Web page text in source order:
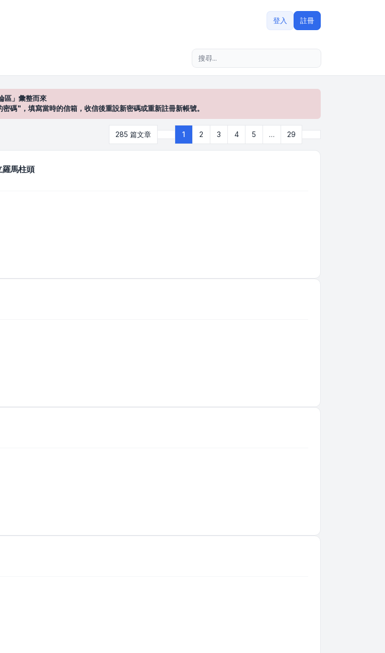
登入 註冊
區」彙整而來
"，填寫當時的信箱，收信後重設新密碼或重新註冊新帳號。
285 篇文章 第1 頁 (共 29 頁)
1 2 3 4 5 … 29
羅馬柱頭